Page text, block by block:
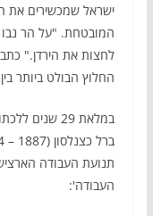
ישראל שמכשירים את
המובטחת. "על הר נבו
החלוץ הבולט ביותר
תנועת העבודה
העבודה':